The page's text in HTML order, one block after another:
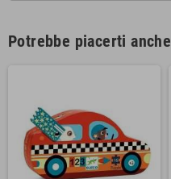
Potrebbe piacerti anche